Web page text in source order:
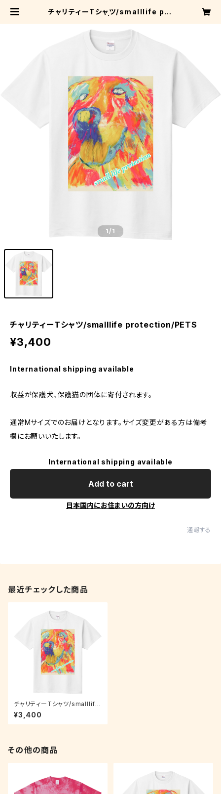
チャリティーTシャツ/smalllife pro
1/1
チャリティーTシャツ/smalllife protection/PETS
¥3,400
International shipping available
収益が保護犬、保護猫の団体に寄付されます。
通常Mサイズでのお届けとなります。サイズ変更がある方は備考
欄にお願いいたします。
International shipping available
Add to cart
日本国内にお住まいの方向け
通報する
最近チェックした商品
チャリティーTシャツ/smalllife
protection/PETS
¥3,400
その他の商品